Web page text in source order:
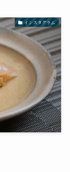
インスタグラム